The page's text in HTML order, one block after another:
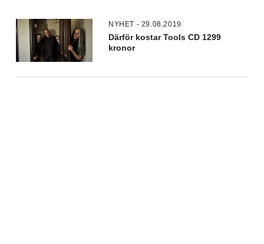
NYHET - 29.08.2019
Därför kostar Tools CD 1299
kronor